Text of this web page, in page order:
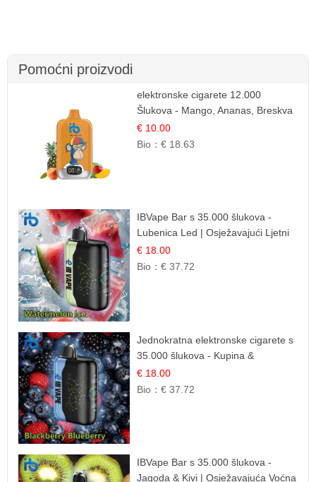
Pomoćni proizvodi
elektronske cigarete 12.000
Šlukova - Mango, Ananas, Breskva
| Tropska Voćna Mješavina
€ 10.00
Bio：€ 18.63
IBVape Bar s 35.000 šlukova -
Lubenica Led | Osježavajući Ljetni
Okus
€ 18.00
Bio：€ 37.72
Jednokratna elektronske cigarete s
35.000 šlukova - Kupina &
Borovnica | Intenzivna Mješavina
Šumskog Voća
€ 18.00
Bio：€ 37.72
IBVape Bar s 35.000 šlukova -
Jagoda & Kivi | Osježavajuća Voćna